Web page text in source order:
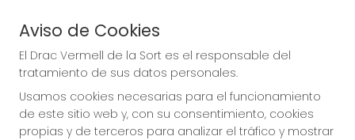
Imagen anterior
Aviso de Cookies
El Drac Vermell de la Sort es el responsable del
tratamiento de sus datos personales.
Usamos cookies necesarias para el funcionamiento
de este sitio web y, con su consentimiento, cookies
propias y de terceros para analizar el tráfico y mostrar